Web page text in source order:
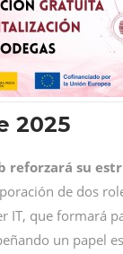
2025
reforzará su
de dos
IT, que formará
un papel